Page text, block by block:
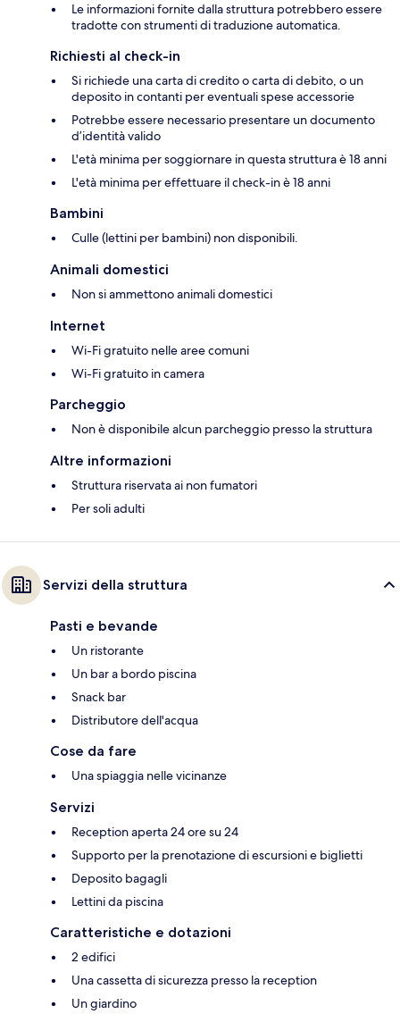
Le informazioni fornite dalla struttura potrebbero essere
tradotte con strumenti di traduzione automatica.
Richiesti al check-in
Si richiede una carta di credito o carta di debito, o un
deposito in contanti per eventuali spese accessorie
Potrebbe essere necessario presentare un documento
d’identità valido
L'età minima per soggiornare in questa struttura è 18 anni
L'età minima per effettuare il check-in è 18 anni
Bambini
Culle (lettini per bambini) non disponibili.
Animali domestici
Non si ammettono animali domestici
Internet
Wi-Fi gratuito nelle aree comuni
Wi-Fi gratuito in camera
Parcheggio
Non è disponibile alcun parcheggio presso la struttura
Altre informazioni
Struttura riservata ai non fumatori
Per soli adulti
Servizi della struttura
Pasti e bevande
Un ristorante
Un bar a bordo piscina
Snack bar
Distributore dell'acqua
Cose da fare
Una spiaggia nelle vicinanze
Servizi
Reception aperta 24 ore su 24
Supporto per la prenotazione di escursioni e biglietti
Deposito bagagli
Lettini da piscina
Caratteristiche e dotazioni
2 edifici
Una cassetta di sicurezza presso la reception
Un giardino